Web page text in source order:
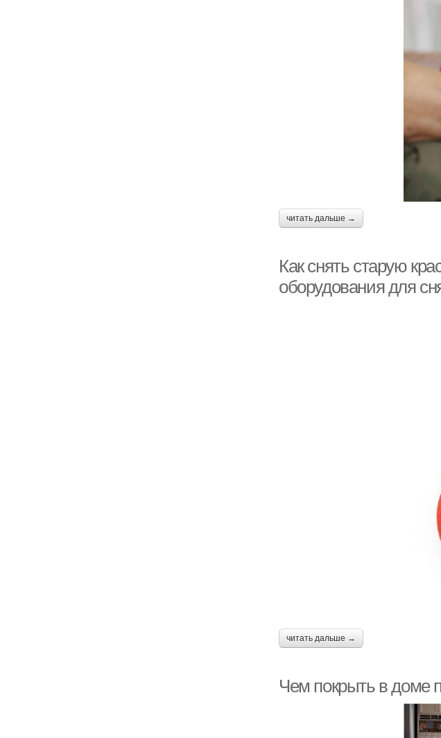
читать дальше →
Как снять старую
оборудования для
читать дальше →
Чем покрыть в доме